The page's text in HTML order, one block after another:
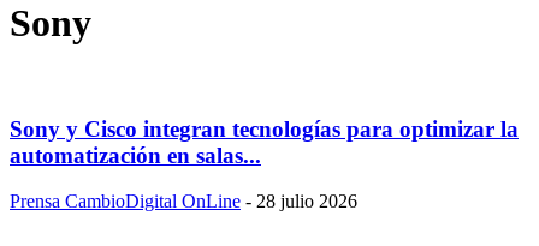
Sony
Sony y Cisco integran tecnologías para optimizar la
automatización en salas...
Prensa CambioDigital OnLine - 28 julio 2026